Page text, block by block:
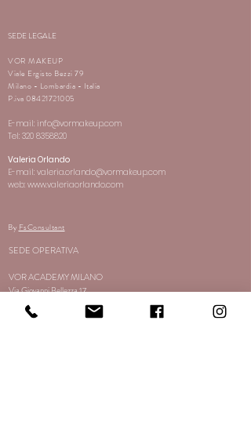
SEDE LEGALE
VOR MAKEUP
Viale Ergisto Bezzi 79
Milano - Lombardia - Italia
P.iva 08421721005
E-mail: info@vormakeup.com
Tel: 320 8358820
Valeria Orlando
E-mail: valeria.orlando@vormakeup.com
web: www.valeriaorlando.com
By FsConsultant
SEDE OPERATIVA
VOR ACADEMY MILANO
Via Giovanni Bellezza 17
Milano - Lombardia -Italia